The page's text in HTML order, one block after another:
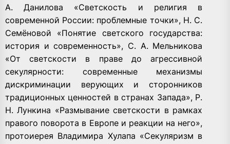
А. Данилова «Светскость и религия в
современной России: проблемные точки», Н. С.
Семёновой «Понятие светского государства:
история и современность», С. А. Мельникова
«От светскости в праве до агрессивной
секулярности: современные механизмы
дискриминации верующих и сторонников
традиционных ценностей в странах Запада», Р.
Н. Лункина «Размывание светскости в рамках
правого поворота в Европе и реакции на него»,
протоиерея Владимира Хулапа «Секуляризм в